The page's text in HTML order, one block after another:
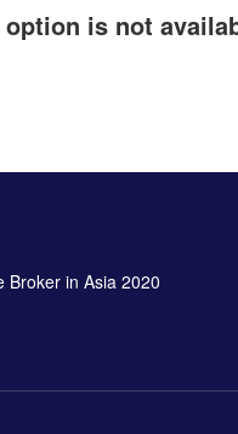
is not
Broker in Asia 2020